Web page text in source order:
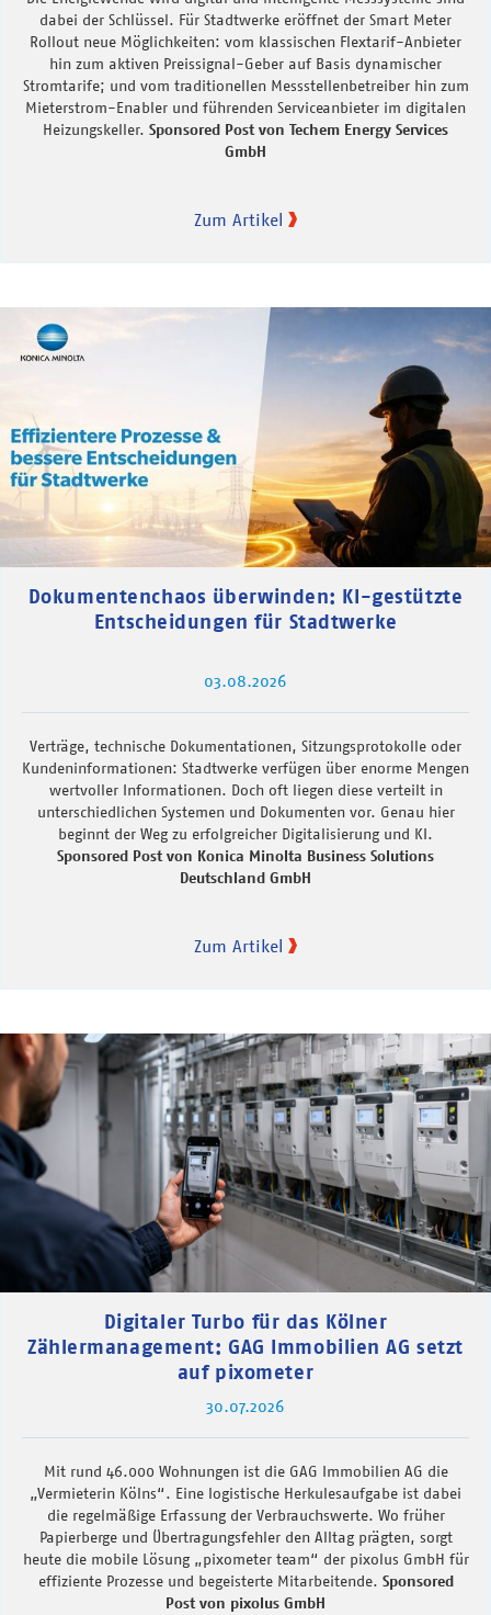
dabei der Schlüssel. Für Stadtwerke eröffnet der Smart Meter
Rollout neue Möglichkeiten: vom klassischen Flextarif-Anbieter
hin zum aktiven Preissignal-Geber auf Basis dynamischer
Stromtarife; und vom traditionellen Messstellenbetreiber hin zum
Mieterstrom-Enabler und führenden Serviceanbieter im digitalen
Heizungskeller. Sponsored Post von Techem Energy Services
GmbH
Zum Artikel
Dokumentenchaos überwinden: KI-gestützte
Entscheidungen für Stadtwerke
03.08.2026
Verträge, technische Dokumentationen, Sitzungsprotokolle oder
Kundeninformationen: Stadtwerke verfügen über enorme Mengen
wertvoller Informationen. Doch oft liegen diese verteilt in
unterschiedlichen Systemen und Dokumenten vor. Genau hier
beginnt der Weg zu erfolgreicher Digitalisierung und KI.
Sponsored Post von Konica Minolta Business Solutions
Deutschland GmbH
Zum Artikel
Digitaler Turbo für das Kölner
Zählermanagement: GAG Immobilien AG setzt
auf pixometer
30.07.2026
Mit rund 46.000 Wohnungen ist die GAG Immobilien AG die
„Vermieterin Kölns“. Eine logistische Herkulesaufgabe ist dabei
die regelmäßige Erfassung der Verbrauchswerte. Wo früher
Papierberge und Übertragungsfehler den Alltag prägten, sorgt
heute die mobile Lösung „pixometer team“ der pixolus GmbH für
effiziente Prozesse und begeisterte Mitarbeitende. Sponsored
Post von pixolus GmbH